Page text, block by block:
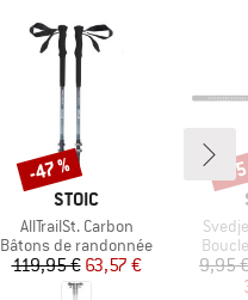
MARQUE
STOIC
Article
AllTrailSt. Carbon
Product group
Bâtons de randonnée
Prix
119,95 €Prix réduit
63,57 €
Remise
-47 %
Article
9,95
-